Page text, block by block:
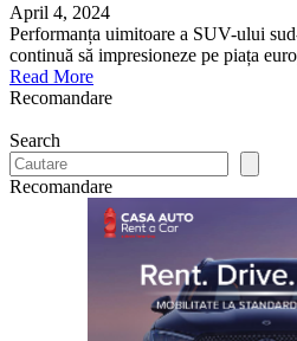
April 4, 2024
Performanța uimitoare a SUV-ului
continuă să impresioneze pe piața
Read More
Recomandare
Search
Recomandare